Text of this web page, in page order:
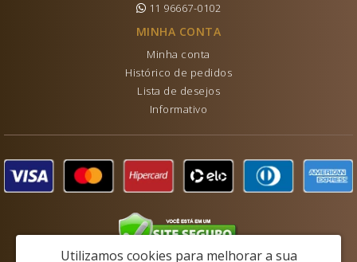
11 96667-0102
MINHA CONTA
Minha conta
Histórico de pedidos
Lista de desejos
Informativo
Utilizamos cookies para melhorar a sua